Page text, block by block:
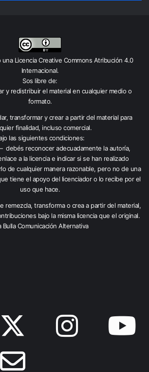
una Licencia Creative Commons Atribución 4.0
Internacional.
Sos libre de:
y redistribuir el material en cualquier medio o
formato.
transformar y crear a partir del material para
finalidad, incluso comercial.
las siguientes condiciones:
debés reconocer adecuadamente la autoría,
a la licencia e indicar si se han realizado
de cualquier manera razonable, pero no de una
tiene el apoyo del licenciador o lo recibe por el
uso que hace.
remezcla, transforma o crea a partir del material,
bajo la misma licencia que el original.
Bulla Comunicación Alternativa